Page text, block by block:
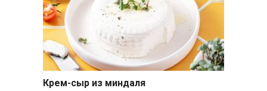
Крем-сыр из миндаля